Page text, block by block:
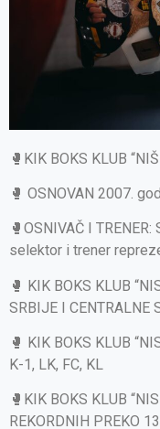
🥊KIK BOKS KLUB
🥊 OSNOVAN 2007.
🥊OSNIVAČ I
selektor i trener
🥊 KIK BOKS KLUB
SRBIJE I CENTRALNE
🥊 KIK BOKS KLUB
K-1, LK, FC, KL
🥊KIK BOKS KLUB
REKORDNIH PREKO